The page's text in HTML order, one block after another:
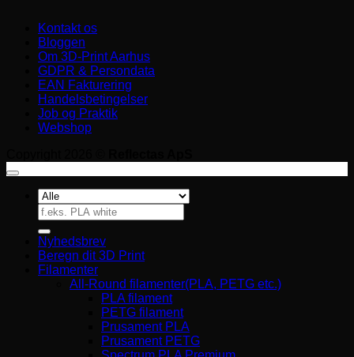
Kontakt os
Bloggen
Om 3D-Print Aarhus
GDPR & Persondata
EAN Fakturering
Handelsbetingelser
Job og Praktik
Webshop
Søg
efter:
Nyhedsbrev
Beregn dit 3D Print
Filamenter
All-Round filamenter(PLA, PETG etc.)
PLA filament
PETG filament
Prusament PLA
Prusament PETG